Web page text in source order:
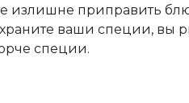
излишне приправить
ваши специи, вы
специи.